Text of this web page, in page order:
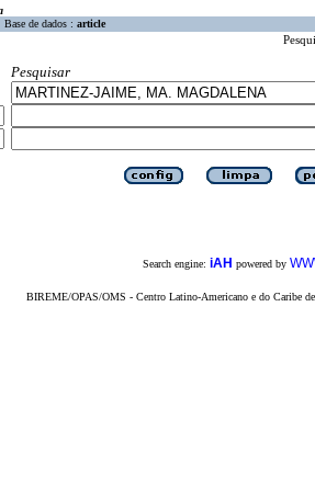
Base de dados : article
Pesquisar
Search engine: iAH powered by
BIREME/OPAS/OMS - Centro Latino-Americano e do Caribe de